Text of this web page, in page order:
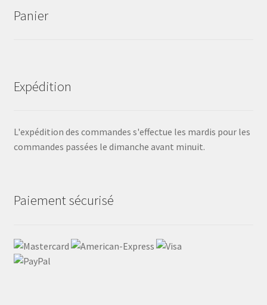
Panier
Expédition
L'expédition des commandes s'effectue les mardis pour les
commandes passées le dimanche avant minuit.
Paiement sécurisé